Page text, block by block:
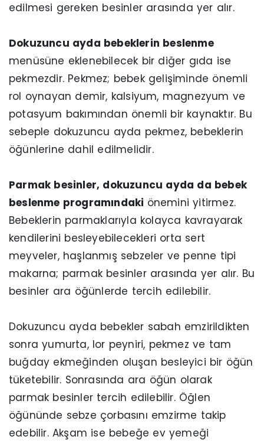
edilmesi gereken besinler arasında yer alır.
Dokuzuncu ayda bebeklerin beslenme
menüsüne eklenebilecek bir diğer gıda ise
pekmezdir. Pekmez; bebek gelişiminde önemli
rol oynayan demir, kalsiyum, magnezyum ve
potasyum bakımından önemli bir kaynaktır. Bu
sebeple dokuzuncu ayda pekmez, bebeklerin
öğünlerine dahil edilmelidir.
Parmak besinler, dokuzuncu ayda da bebek
beslenme programındaki önemini yitirmez.
Bebeklerin parmaklarıyla kolayca kavrayarak
kendilerini besleyebilecekleri orta sert
meyveler, haşlanmış sebzeler ve penne tipi
makarna; parmak besinler arasında yer alır. Bu
besinler ara öğünlerde tercih edilebilir.
Dokuzuncu ayda bebekler sabah emzirildikten
sonra yumurta, lor peyniri, pekmez ve tam
buğday ekmeğinden oluşan besleyici bir öğün
tüketebilir. Sonrasında ara öğün olarak
parmak besinler tercih edilebilir. Öğlen
öğününde sebze çorbasını emzirme takip
edebilir. Akşam ise bebeğe ev yemeği